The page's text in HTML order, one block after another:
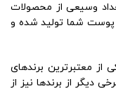
وسیعی از محصولات
پوست شما تولید شده و
از معتبرترین برندهای
دیگر از برندها نیز از